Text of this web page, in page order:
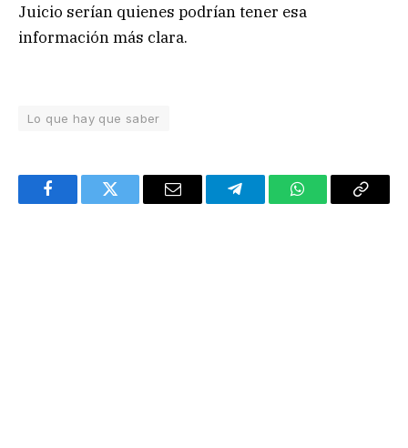
Juicio serían quienes podrían tener esa
información más clara.
Lo que hay que saber
FacebookTwitter Email TelegramWhatsAppCopy